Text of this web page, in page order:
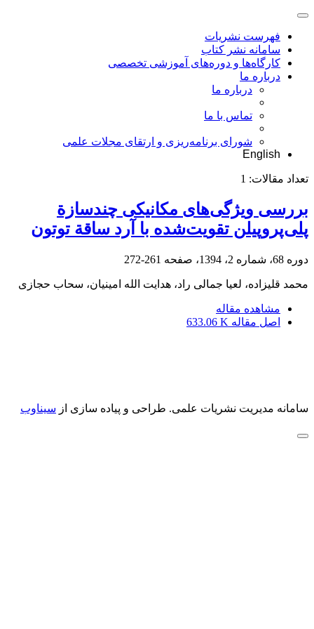
فهرست نشریات
سامانه نشر کتاب
کارگاه‌ها و دوره‌های آموزشی تخصصی
درباره ما
درباره ما
تماس با ما
شورای برنامه‌ریزی و ارتقای مجلات علمی
English
تعداد مقالات: 1
بررسی ویژگی‌های مکانیکی چندسازة
پلی‌پروپیلن تقویت‌شده با آرد ساقة توتون
دوره 68، شماره 2، 1394، صفحه 261-272
محمد قلیزاده، لعیا جمالی راد، هدایت الله امینیان، سحاب حجازی
مشاهده مقاله
اصل مقاله 633.06 K
سامانه مدیریت نشریات علمی. طراحی و پیاده سازی از سیناوب